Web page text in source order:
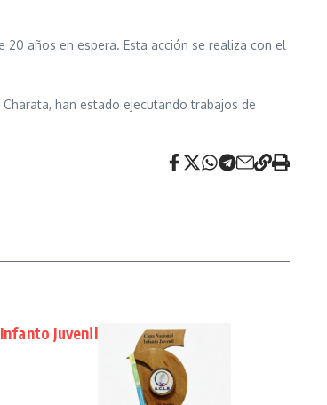
años en espera. Esta acción se realiza con el
han estado ejecutando trabajos de
Juvenil